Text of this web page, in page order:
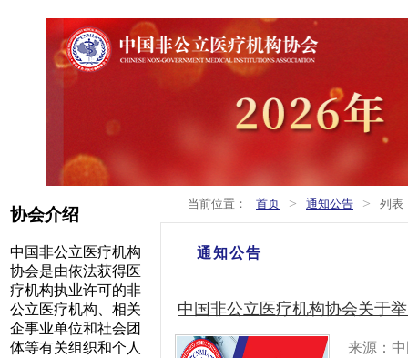
协会介绍
中国非公立医疗机构
协会是由依法获得医
疗机构执业许可的非
公立医疗机构、相关
企事业单位和社会团
体等有关组织和个人
当前位置： 首页 > 通知公告 > 列表
通知公告
中国非公立医疗机构协会关于
来源：